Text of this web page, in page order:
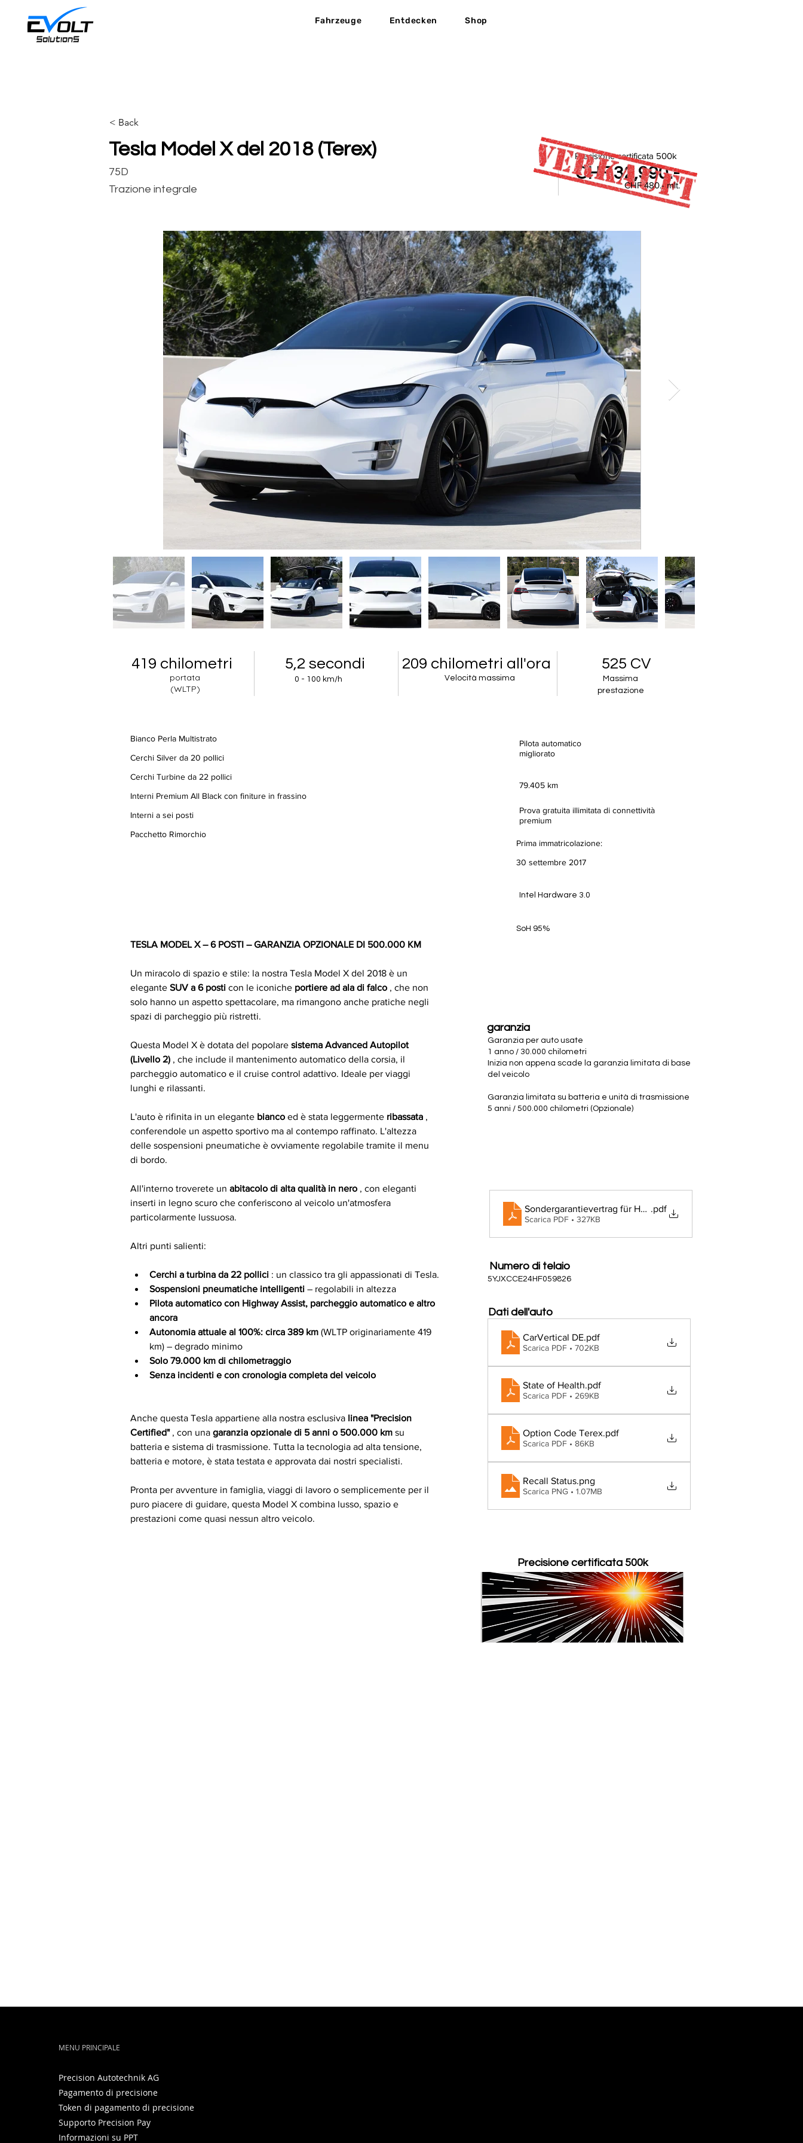
Fahrzeuge Entdecken Shop
< Back
Tesla Model X del 2018 (Terex)
75D
Trazione integrale
Precisione certificata 500k
CHF 32,990.-
CHF 480.- mlt.
419 chilometri 5,2 secondi 209 chilometri all'ora 525 CV
portata
(WLTP)
0 - 100 km/h Velocità massima
Massima
prestazione
Bianco Perla Multistrato
Cerchi Silver da 20 pollici
Cerchi Turbine da 22 pollici
Interni Premium All Black con finiture in frassino
Interni a sei posti
Pacchetto Rimorchio
TESLA MODEL X – 6 POSTI – GARANZIA OPZIONALE DI 500.000 KM
Un miracolo di spazio e stile: la nostra Tesla Model X del 2018 è un
elegante SUV a 6 posti con le iconiche portiere ad ala di falco , che non
solo hanno un aspetto spettacolare, ma rimangono anche pratiche negli
spazi di parcheggio più ristretti.
Questa Model X è dotata del popolare sistema Advanced Autopilot
(Livello 2) , che include il mantenimento automatico della corsia, il
parcheggio automatico e il cruise control adattivo. Ideale per viaggi
lunghi e rilassanti.
L'auto è rifinita in un elegante bianco ed è stata leggermente ribassata ,
conferendole un aspetto sportivo ma al contempo raffinato. L'altezza
delle sospensioni pneumatiche è ovviamente regolabile tramite il menu
di bordo.
All'interno troverete un abitacolo di alta qualità in nero , con eleganti
inserti in legno scuro che conferiscono al veicolo un'atmosfera
particolarmente lussuosa.
Altri punti salienti:
Cerchi a turbina da 22 pollici : un classico tra gli appassionati di Tesla.
Sospensioni pneumatiche intelligenti – regolabili in altezza
Pilota automatico con Highway Assist, parcheggio automatico e altro
ancora
Autonomia attuale al 100%: circa 389 km (WLTP originariamente 419
km) – degrado minimo
Solo 79.000 km di chilometraggio
Senza incidenti e con cronologia completa del veicolo
Anche questa Tesla appartiene alla nostra esclusiva linea "Precision
Certified" , con una garanzia opzionale di 5 anni o 500.000 km su
batteria e sistema di trasmissione. Tutta la tecnologia ad alta tensione,
batteria e motore, è stata testata e approvata dai nostri specialisti.
Pronta per avventure in famiglia, viaggi di lavoro o semplicemente per il
puro piacere di guidare, questa Model X combina lusso, spazio e
prestazioni come quasi nessun altro veicolo.
Pilota automatico
migliorato
79.405 km
Prova gratuita illimitata di connettività
premium
Prima immatricolazione:
30 settembre 2017
Intel Hardware 3.0
SoH 95%
garanzia
Garanzia per auto usate
1 anno / 30.000 chilometri
Inizia non appena scade la garanzia limitata di base
del veicolo
Garanzia limitata su batteria e unità di trasmissione
5 anni / 500.000 chilometri (Opzionale)
Sondergarantievertrag für Hochvoltbatterie und Antriebseinheit
.pdf
Scarica PDF • 327KB
Numero di telaio
5YJXCCE24HF059826
Dati dell'auto
CarVertical DE.pdf
Scarica PDF • 702KB
State of Health.pdf
Scarica PDF • 269KB
Option Code Terex.pdf
Scarica PDF • 86KB
Recall Status.png
Scarica PNG • 1.07MB
Precisione certificata 500k
MENU PRINCIPALE
Precision Autotechnik AG
Pagamento di precisione
Token di pagamento di precisione
Supporto Precision Pay
Informazioni su PPT